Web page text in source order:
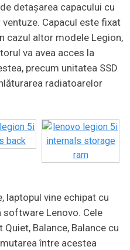
detașarea capacului cu
Capacul este fixat
cazul altor modele Legion,
va avea acces la
precum unitatea SSD
radiatoarelor
laptopul vine echipat cu
Lenovo. Cele
Balance, Balance cu
între acestea